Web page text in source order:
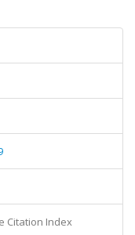
Citation Index